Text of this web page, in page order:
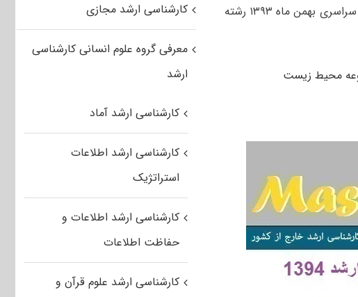
کاربران عزیز مستر تست می توانند دفترچه سوالات کنکور کارشناسی ارشد سراسری بهمن ماه ۱۳۹۳ رشته
کارشناسی ارشد مجازی
معرفی گروه علوم انسانی کارشناسی
ارشد
کارشناسی ارشد آماد
کارشناسی ارشد اطلاعات
استراتژیک
کارشناسی ارشد اطلاعات و
حفاظت اطلاعات
کارشناسی ارشد علوم قرآن و